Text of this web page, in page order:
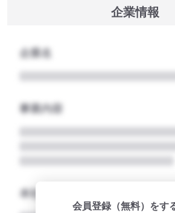
企業情報
企業名
事業内容
本社所在地名
会員登録（無料）をす